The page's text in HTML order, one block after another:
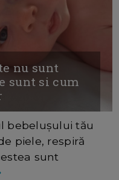
nu sunt
sunt si cum
bebelușului tău
piele, respiră
sunt